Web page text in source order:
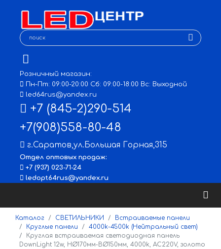
Розничный магазин:
Пн-Пт: 09:00-20:00 Сб: 09:00-18:00 Вс: Выходной
led64rus@yandex.ru
+7 (845-2)290-514
+7(908)558-80-48
г.Саратов,ул.Большая Горная,315
Отдел оптовых продаж:
+7 (937) 023-71-24
ledopt64rus@yandex.ru
Каталог СВЕТИЛЬНИКИ
Встраиваемые панели
Круглые панели
4000k-4500k (Нейтральный свет)
Круглая встраиваемая светодиодная панель
DownLight 12w, НØ170мм-ВØ150мм, 4000k, AC220V, золото